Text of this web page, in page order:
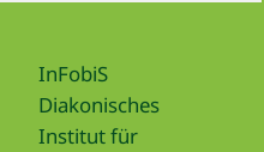
InFobiS
Diakonisches
Institut für